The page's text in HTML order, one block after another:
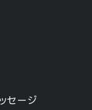
セージ